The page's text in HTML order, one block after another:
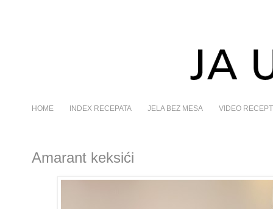
HOME INDEX RECEPATA JELA BEZ MESA VIDEO
Amarant keksići